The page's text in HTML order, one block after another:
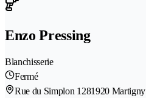
Enzo Pressing
Blanchisserie
Fermé
Rue du Simplon 1281920 Martigny